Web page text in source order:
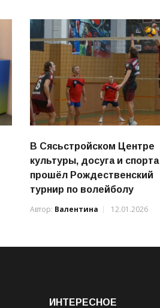
В Сясьстройском Центре
культуры, досуга и спорта
прошёл Рождественский
турнир по волейболу
Автор: Валентина 12.01.2026
ИНТЕРЕСНОЕ